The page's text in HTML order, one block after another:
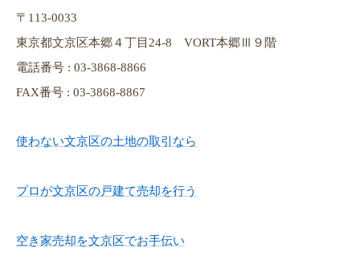
〒113-0033
東京都文京区本郷４丁目24-8 VORT本郷Ⅲ９階
電話番号 : 03-3868-8866
FAX番号 : 03-3868-8867
使わない文京区の土地の取引なら
プロが文京区の戸建て売却を行う
空き家売却を文京区でお手伝い